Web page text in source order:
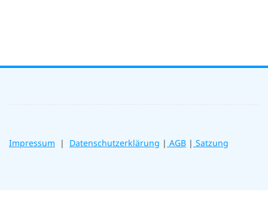
Impressum | Datenschutzerklärung | AGB | Satzung